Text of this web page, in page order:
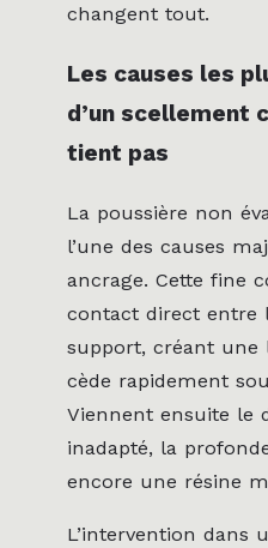
changent tout.
Les causes les
d’un scellement
tient pas
La poussière non
l’une des causes
ancrage. Cette fine
contact direct entre
support, créant une
cède rapidement
Viennent ensuite le
inadapté, la
encore une résine
L’intervention dans